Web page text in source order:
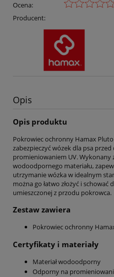
Ocena:
Producent:
Opis
Opis produktu
Pokrowiec ochronny Hamax
zabezpieczyć wózek dla psa
promieniowaniem UV. Wykonany
wodoodpornego materiału,
utrzymanie wózka w idealnym
można go łatwo złożyć i schować
umieszczonej z przodu pokrowca.
Zestaw zawiera
Pokrowiec ochronny
Certyfikaty i materiały
Materiał wodoodporny
Odporny na